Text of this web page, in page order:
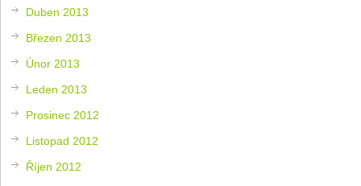
Duben 2013
Březen 2013
Únor 2013
Leden 2013
Prosinec 2012
Listopad 2012
Říjen 2012